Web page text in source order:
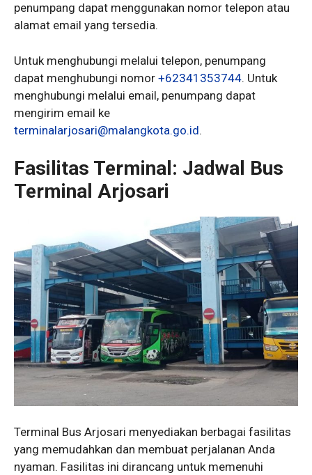
penumpang dapat menggunakan nomor telepon atau
alamat email yang tersedia.
Untuk menghubungi melalui telepon, penumpang
dapat menghubungi nomor +62341353744. Untuk
menghubungi melalui email, penumpang dapat
mengirim email ke
terminalarjosari@malangkota.go.id.
Fasilitas Terminal: Jadwal Bus
Terminal Arjosari
Terminal Bus Arjosari menyediakan berbagai fasilitas
yang memudahkan dan membuat perjalanan Anda
nyaman. Fasilitas ini dirancang untuk memenuhi